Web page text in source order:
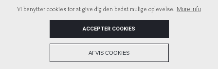
Vi benytter cookies for at give dig den bedst mulige oplevelse. More info
ACCEPTER COOKIES
AFVIS COOKIES